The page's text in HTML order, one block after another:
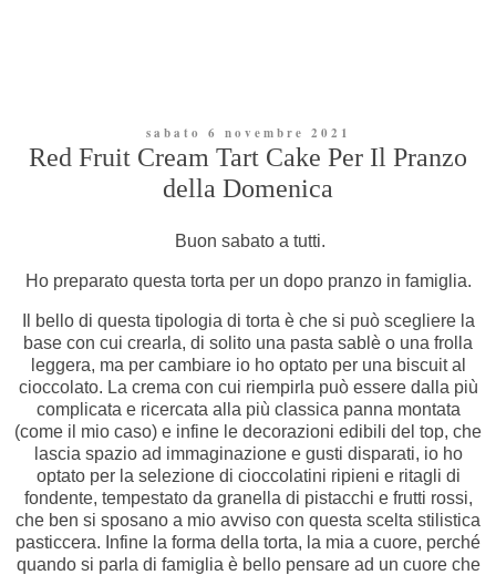
sabato 6 novembre 2021
Red Fruit Cream Tart Cake Per Il Pranzo
della Domenica
Buon sabato a tutti.
Ho preparato questa torta per un dopo pranzo in famiglia.
Il bello di questa tipologia di torta è che si può scegliere la
base con cui crearla, di solito una pasta sablè o una frolla
leggera, ma per cambiare io ho optato per una biscuit al
cioccolato. La crema con cui riempirla può essere dalla più
complicata e ricercata alla più classica panna montata
(come il mio caso) e infine le decorazioni edibili del top, che
lascia spazio ad immaginazione e gusti disparati, io ho
optato per la selezione di cioccolatini ripieni e ritagli di
fondente, tempestato da granella di pistacchi e frutti rossi,
che ben si sposano a mio avviso con questa scelta stilistica
pasticcera. Infine la forma della torta, la mia a cuore, perché
quando si parla di famiglia è bello pensare ad un cuore che